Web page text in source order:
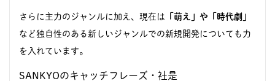
さらに主力のジャンルに加え、現在は
「萌え」や「時代劇」
など独自性のある新しいジャンルでの新規開発についても力
を入れています。
SANKYOのキャッチフレーズ・社是